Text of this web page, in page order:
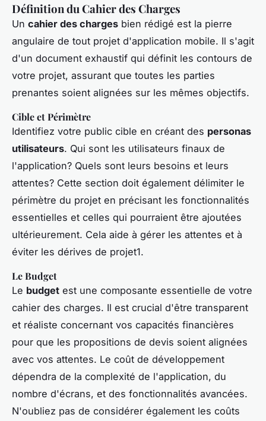
Définition du Cahier des Charges
Un cahier des charges bien rédigé est la pierre
angulaire de tout projet d'application mobile. Il s'agit
d'un document exhaustif qui définit les contours de
votre projet, assurant que toutes les parties
prenantes soient alignées sur les mêmes objectifs.
Cible et Périmètre
Identifiez votre public cible en créant des personas
utilisateurs. Qui sont les utilisateurs finaux de
l'application? Quels sont leurs besoins et leurs
attentes? Cette section doit également délimiter le
périmètre du projet en précisant les fonctionnalités
essentielles et celles qui pourraient être ajoutées
ultérieurement. Cela aide à gérer les attentes et à
éviter les dérives de projet1.
Le Budget
Le budget est une composante essentielle de votre
cahier des charges. Il est crucial d'être transparent
et réaliste concernant vos capacités financières
pour que les propositions de devis soient alignées
avec vos attentes. Le coût de développement
dépendra de la complexité de l'application, du
nombre d'écrans, et des fonctionnalités avancées.
N'oubliez pas de considérer également les coûts